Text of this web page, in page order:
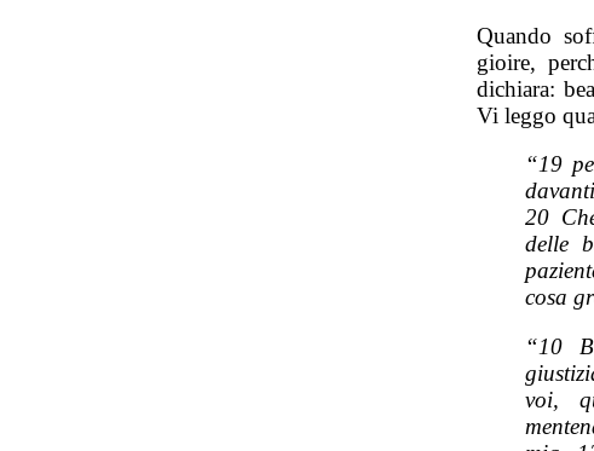
Quando
gioire,
dichiara:
Vi leggo
“19
20
delle
cosa
“10
voi,